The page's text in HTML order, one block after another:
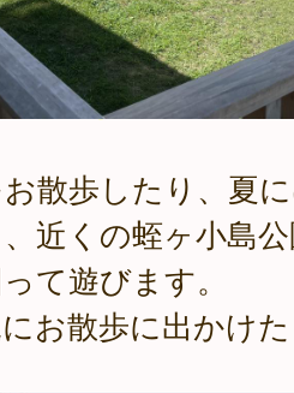
散歩したり、夏
近くの蛭ヶ小島
て遊びます。
お散歩に出かけ